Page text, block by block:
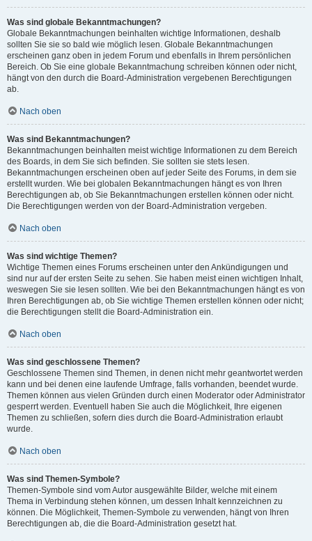
Was sind globale Bekanntmachungen?
Globale Bekanntmachungen beinhalten wichtige Informationen, deshalb
sollten Sie sie so bald wie möglich lesen. Globale Bekanntmachungen
erscheinen ganz oben in jedem Forum und ebenfalls in Ihrem persönlichen
Bereich. Ob Sie eine globale Bekanntmachung schreiben können oder nicht,
hängt von den durch die Board-Administration vergebenen Berechtigungen
ab.
Nach oben
Was sind Bekanntmachungen?
Bekanntmachungen beinhalten meist wichtige Informationen zu dem Bereich
des Boards, in dem Sie sich befinden. Sie sollten sie stets lesen.
Bekanntmachungen erscheinen oben auf jeder Seite des Forums, in dem sie
erstellt wurden. Wie bei globalen Bekanntmachungen hängt es von Ihren
Berechtigungen ab, ob Sie Bekanntmachungen erstellen können oder nicht.
Die Berechtigungen werden von der Board-Administration vergeben.
Nach oben
Was sind wichtige Themen?
Wichtige Themen eines Forums erscheinen unter den Ankündigungen und
sind nur auf der ersten Seite zu sehen. Sie haben meist einen wichtigen Inhalt,
weswegen Sie sie lesen sollten. Wie bei den Bekanntmachungen hängt es von
Ihren Berechtigungen ab, ob Sie wichtige Themen erstellen können oder nicht;
die Berechtigungen stellt die Board-Administration ein.
Nach oben
Was sind geschlossene Themen?
Geschlossene Themen sind Themen, in denen nicht mehr geantwortet werden
kann und bei denen eine laufende Umfrage, falls vorhanden, beendet wurde.
Themen können aus vielen Gründen durch einen Moderator oder Administrator
gesperrt werden. Eventuell haben Sie auch die Möglichkeit, Ihre eigenen
Themen zu schließen, sofern dies durch die Board-Administration erlaubt
wurde.
Nach oben
Was sind Themen-Symbole?
Themen-Symbole sind vom Autor ausgewählte Bilder, welche mit einem
Thema in Verbindung stehen können, um dessen Inhalt kennzeichnen zu
können. Die Möglichkeit, Themen-Symbole zu verwenden, hängt von Ihren
Berechtigungen ab, die die Board-Administration gesetzt hat.